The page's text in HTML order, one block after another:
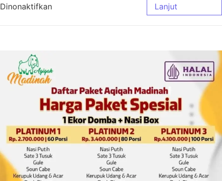
Dinonaktifkanpada Harga Aqiqah Kabupaten Bandung
Lanjut